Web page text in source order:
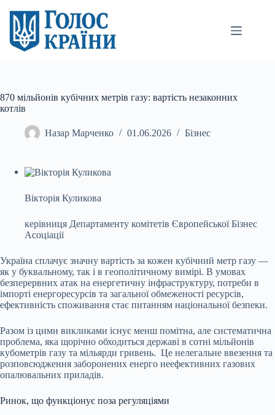
вмісту
870 мільйонів кубічних метрів газу: вартість незаконних
котлів
Назар Марченко 01.06.2026 Бізнес
Вікторія Куликова
керівниця Департаменту комітетів Європейської Бізнес
Асоціації
Україна сплачує значну вартість за кожен кубічний метр газу —
як у буквальному, так і в геополітичному вимірі. В умовах
безперервних атак на енергетичну інфраструктуру, потреби в
імпорті енергоресурсів та загальної обмеженості ресурсів,
ефективність споживання стає питанням національної безпеки.
Разом із цими викликами існує менш помітна, але систематична
проблема, яка щорічно обходиться державі в сотні мільйонів
кубометрів газу та мільярди гривень. Це нелегальне ввезення та
розповсюдження заборонених енерго неефективних газових
опалювальних приладів.
Ринок, що функціонує поза регуляціями